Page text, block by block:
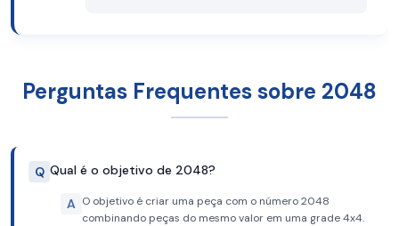
Perguntas Frequentes sobre 2048
Q Qual é o objetivo de 2048?
A O objetivo é criar uma peça com o número 2048
combinando peças do mesmo valor em uma grade 4x4.